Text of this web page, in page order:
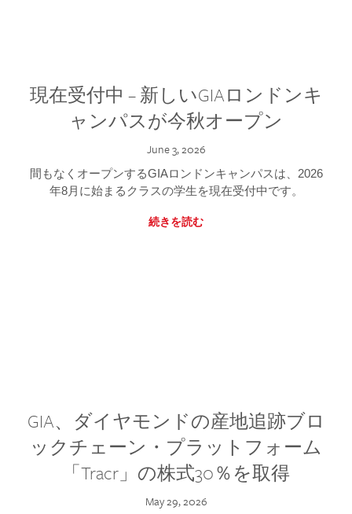
現在受付中 – 新しいGIAロンドンキ
ャンパスが今秋オープン
June 3, 2026
間もなくオープンするGIAロンドンキャンパスは、2026
年8月に始まるクラスの学生を現在受付中です。
続きを読む
GIA、ダイヤモンドの産地追跡ブロ
ックチェーン・プラットフォーム
「Tracr」の株式30％を取得
May 29, 2026